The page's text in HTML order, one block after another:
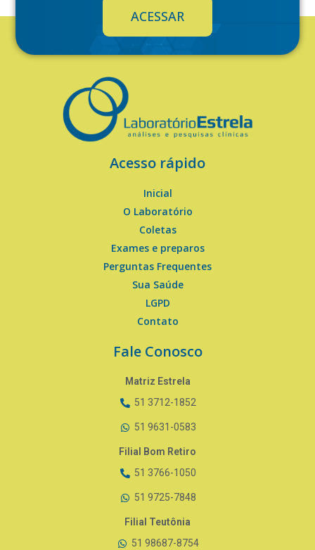
ACESSAR
Acesso rápido
Inicial
O Laboratório
Coletas
Exames e preparos
Perguntas Frequentes
Sua Saúde
LGPD
Contato
Fale Conosco
Matriz Estrela
51 3712-1852
51 9631-0583
Filial Bom Retiro
51 3766-1050
51 9725-7848
Filial Teutônia
51 98687-8754